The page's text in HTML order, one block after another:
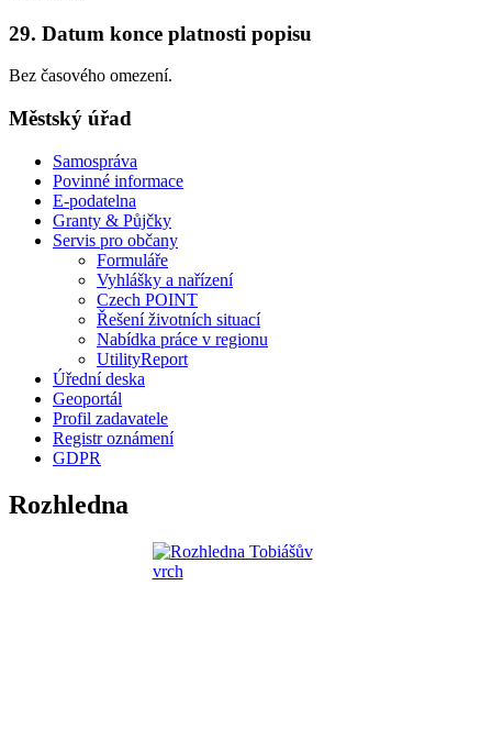
29. Datum konce platnosti popisu
Bez časového omezení.
Městský úřad
Samospráva
Povinné informace
E-podatelna
Granty & Půjčky
Servis pro občany
Formuláře
Vyhlášky a nařízení
Czech POINT
Řešení životních situací
Nabídka práce v regionu
UtilityReport
Úřední deska
Geoportál
Profil zadavatele
Registr oznámení
GDPR
Rozhledna